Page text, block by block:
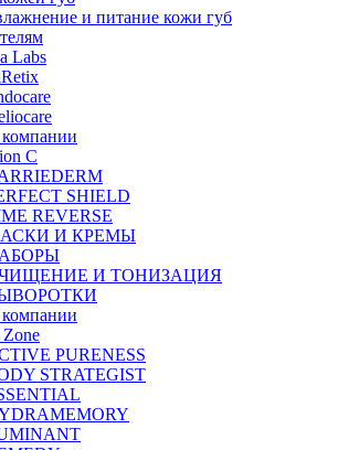
и питание кожи губ
Labs
C
SHIELD
REVERSE
И КРЕМЫ
И ТОНИЗАЦИЯ
PURENESS
STRATEGIST